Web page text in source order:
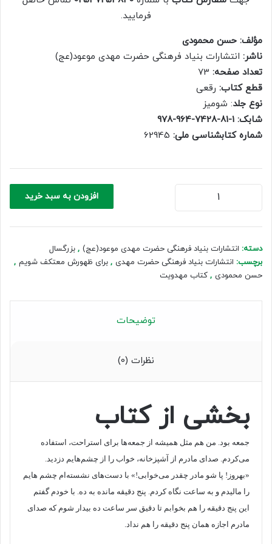
500,000 ریال.
350,000 ریال.
فرمایید.
مؤلف: حسن محمودی
ناشر: انتشارات بنیاد فرهنگی حضرت مهدی موعود(عج)
تعداد صفحه:
قطع کتاب: رقعی
نوع جلد: شومیز
شابک: 1-81-7428-964-978
شماره کتابشناسی ملی:
برای
معتکف
شویم
افزودن به سبد خرید
دسته: انتشارات بنیاد فرهنگی حضرت مهدی موعود(عج) , بزرگسال
برچسب: انتشارات بنیاد فرهنگی حضرت مهدی , برای ظهورش معتکف شویم ,
حسن محمودی , کتاب مهدویت
توضیحات
نظرات (0)
بخشی از کتاب
جمعه بود. من هم مثل همیشه از جمعه‌ها برای استراحت، استفاده
می‌کردم. صدای مادرم از آشپزخانه، خواب را از چشم‌هایم دزدید.
«بهروز! پا شو مادر چقدر می‌خوابی!» با دست‌های نشسته‌ام چشم‌ هایم
را مالیدم و به ساعت نگاه کردم. پنج دقیقه مانده به ده. با خودم گفتم
این پنج دقیقه را هم بخوابم تا دقیق سر ساعت ده بیدار شوم که صدای
مادرم اجازه همان پنج دقیقه را هم نداد.